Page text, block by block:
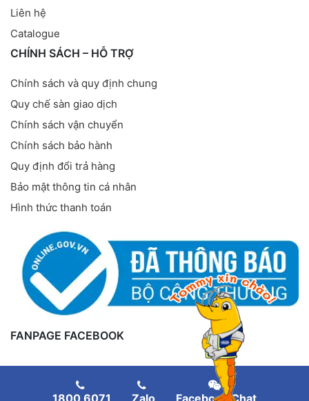
Liên hệ
Catalogue
CHÍNH SÁCH – HỖ TRỢ
Chính sách và quy định chung
Quy chế sàn giao dịch
Chính sách vận chuyển
Chính sách bảo hành
Quy định đổi trả hàng
Bảo mật thông tin cá nhân
Hình thức thanh toán
FANPAGE FACEBOOK
1800 6071 Zalo Facebook Chat